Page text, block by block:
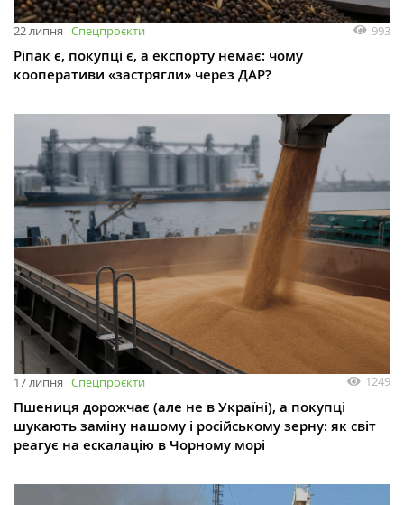
22 липня Спецпроєкти 993
Ріпак є, покупці є, а експорту немає: чому
кооперативи «застрягли» через ДАР?
17 липня Спецпроєкти 1249
Пшениця дорожчає (але не в Україні), а покупці
шукають заміну нашому і російському зерну: як світ
реагує на ескалацію в Чорному морі